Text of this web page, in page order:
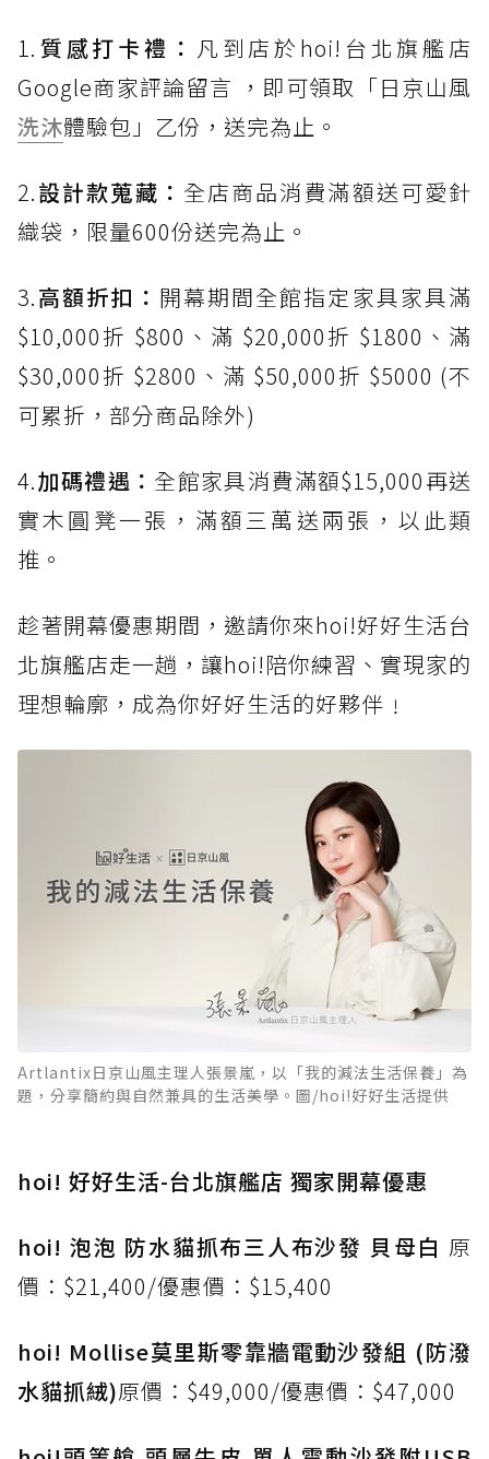
1. 質感打卡禮： 凡到店於hoi!台北旗艦店
Google商家評論留言 ，即可領取「日京山風
洗沐體驗包」乙份，送完為止。
2.設計款蒐藏： 全店商品消費滿額送可愛針
織袋，限量600份送完為止。
3.高額折扣： 開幕期間全館指定家具家具滿
$10,000折 $800、滿 $20,000折 $1800、滿
$30,000折 $2800、滿 $50,000折 $5000 (不
可累折，部分商品除外)
4.加碼禮遇： 全館家具消費滿額$15,000再送
實木圓凳一張，滿額三萬送兩張，以此類
推。
趁著開幕優惠期間，邀請你來hoi!好好生活台
北旗艦店走一趟，讓hoi!陪你練習、實現家的
理想輪廓，成為你好好生活的好夥伴﹗
Artlantix日京山風主理人張景嵐，以「我的減法生活保養」為
題，分享簡約與自然兼具的生活美學。圖/hoi!好好生活提供
hoi! 好好生活-台北旗艦店 獨家開幕優惠
hoi! 泡泡 防水貓抓布三人布沙發 貝母白 原
價：$21,400/優惠價：$15,400
hoi! Mollise莫里斯零靠牆電動沙發組 (防潑
水貓抓絨)原價：$49,000/優惠價：$47,000